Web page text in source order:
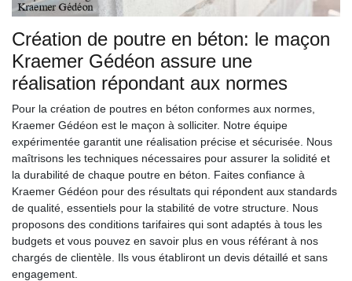
Création de poutre en béton: le maçon
Kraemer Gédéon assure une
réalisation répondant aux normes
Pour la création de poutres en béton conformes aux normes,
Kraemer Gédéon est le maçon à solliciter. Notre équipe
expérimentée garantit une réalisation précise et sécurisée. Nous
maîtrisons les techniques nécessaires pour assurer la solidité et
la durabilité de chaque poutre en béton. Faites confiance à
Kraemer Gédéon pour des résultats qui répondent aux standards
de qualité, essentiels pour la stabilité de votre structure. Nous
proposons des conditions tarifaires qui sont adaptés à tous les
budgets et vous pouvez en savoir plus en vous référant à nos
chargés de clientèle. Ils vous établiront un devis détaillé et sans
engagement.